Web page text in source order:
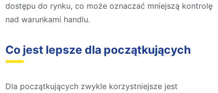
dostępu do rynku, co może oznaczać mniejszą kontrolę
nad warunkami handlu.
Co jest lepsze dla początkujących
Dla początkujących zwykle korzystniejsze jest